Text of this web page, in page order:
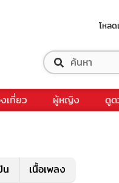
โหล
เที่ยว ผู้หญิง ดู
น เนื้อเพลง